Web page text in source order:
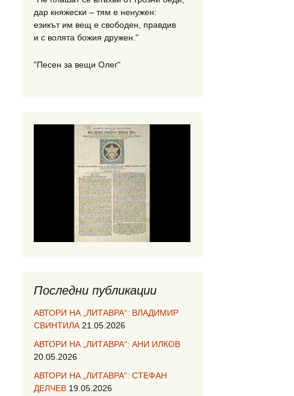
дар княжески – тям е ненужен:
езикът им вещ е свободен, правдив
и с волята божия дружен."
"Песен за вещи Олег"
Последни публикации
АВТОРИ НА „ЛИТАВРА“: ВЛАДИМИР
СВИНТИЛА 21.05.2026
АВТОРИ НА „ЛИТАВРА“: АНИ ИЛКОВ
20.05.2026
АВТОРИ НА „ЛИТАВРА“: СТЕФАН
ДЕЛЧЕВ 19.05.2026